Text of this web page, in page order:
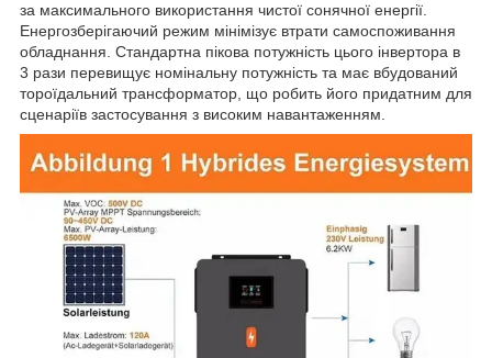
за максимального використання чистої сонячної енергії.
Енергозберігаючий режим мінімізує втрати самоспоживання
обладнання. Стандартна пікова потужність цього інвертора в
3 рази перевищує номінальну потужність та має вбудований
тороїдальний трансформатор, що робить його придатним для
сценаріїв застосування з високим навантаженням.